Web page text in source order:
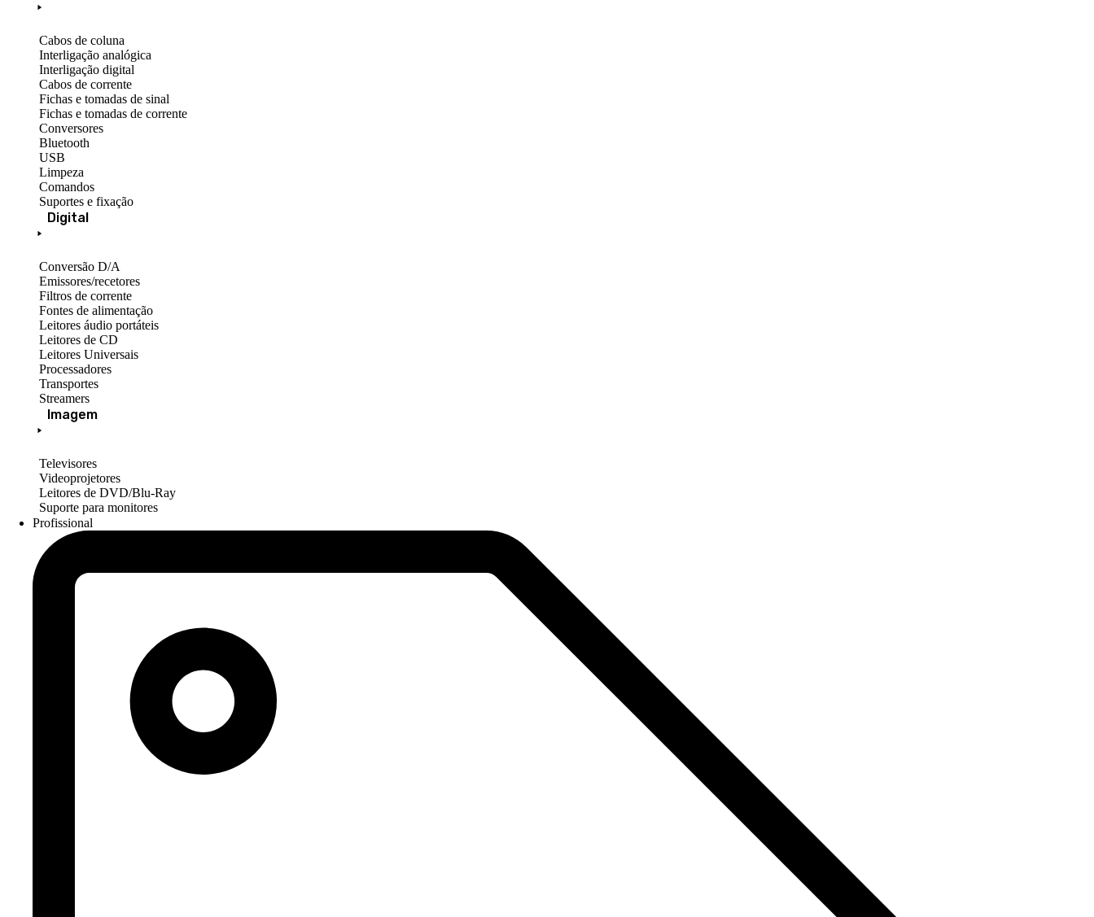
Cabos de coluna
Interligação analógica
Interligação digital
Cabos de corrente
Fichas e tomadas de sinal
Fichas e tomadas de corrente
Conversores
Bluetooth
USB
Limpeza
Comandos
Suportes e fixação
Digital
Conversão D/A
Emissores/recetores
Filtros de corrente
Fontes de alimentação
Leitores áudio portáteis
Leitores de CD
Leitores Universais
Processadores
Transportes
Streamers
Imagem
Televisores
Videoprojetores
Leitores de DVD/Blu-Ray
Suporte para monitores
Profissional